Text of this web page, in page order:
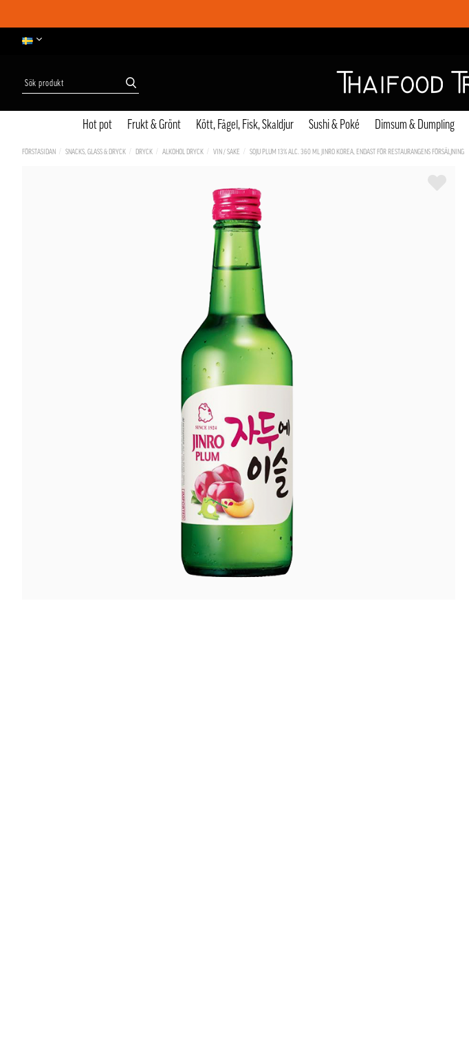
Hot pot Frukt & Grönt Kött, Fågel, Fisk, Skaldjur Sushi & Poké Dimsum & Dumpling
FÖRSTASIDAN SNACKS, GLASS & DRYCK DRYCK ALKOHOL DRYCK VIN / SAKE SOJU PLUM 13% ALC. 360 ML JINRO KOREA, ENDAST FÖR RESTAURANGENS FÖRSÄLJNING